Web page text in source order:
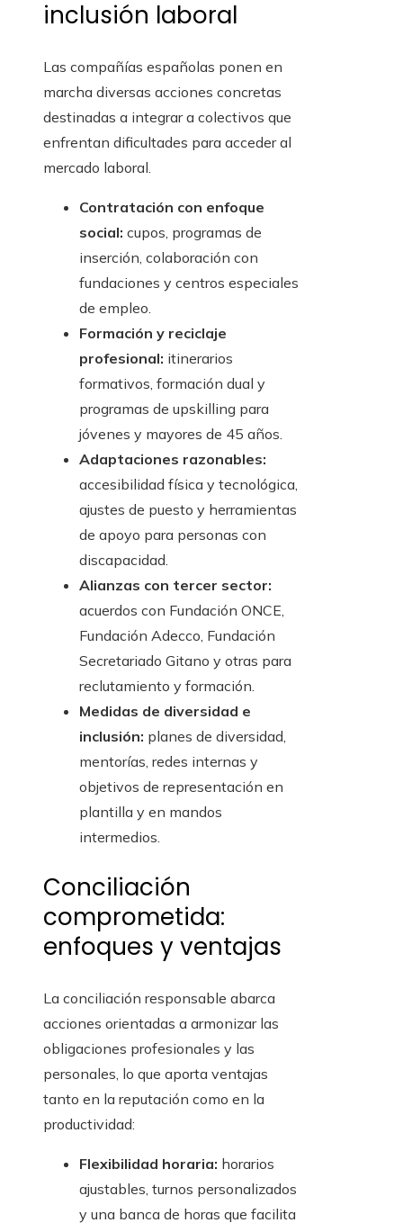
inclusión laboral
Las compañías españolas ponen en
marcha diversas acciones concretas
destinadas a integrar a colectivos que
enfrentan dificultades para acceder al
mercado laboral.
Contratación con enfoque
social: cupos, programas de
inserción, colaboración con
fundaciones y centros especiales
de empleo.
Formación y reciclaje
profesional: itinerarios
formativos, formación dual y
programas de upskilling para
jóvenes y mayores de 45 años.
Adaptaciones razonables:
accesibilidad física y tecnológica,
ajustes de puesto y herramientas
de apoyo para personas con
discapacidad.
Alianzas con tercer sector:
acuerdos con Fundación ONCE,
Fundación Adecco, Fundación
Secretariado Gitano y otras para
reclutamiento y formación.
Medidas de diversidad e
inclusión: planes de diversidad,
mentorías, redes internas y
objetivos de representación en
plantilla y en mandos
intermedios.
Conciliación
comprometida:
enfoques y ventajas
La conciliación responsable abarca
acciones orientadas a armonizar las
obligaciones profesionales y las
personales, lo que aporta ventajas
tanto en la reputación como en la
productividad:
Flexibilidad horaria: horarios
ajustables, turnos personalizados
y una banca de horas que facilita